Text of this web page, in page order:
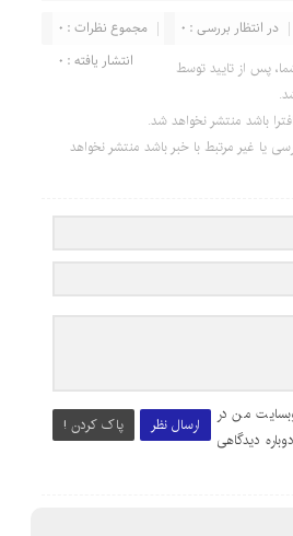
مجموع نظرات : 0
در انتظار بررسی : 0
انتشار یافته : 0
پس از تایید توسط
باشد منتشر نخواهد شد.
یا غیر مرتبط با خبر باشد منتشر نخواهد
ارسال نظر پاک کردن !
من در
دیدگاهی